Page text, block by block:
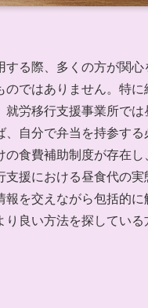
する際、多くの方が関
のではありません。特
就労移行支援事業所で
、自分で弁当を持参す
の食費補助制度が存在
支援における昼食代の
報を交えながら包括的
り良い方法を探してい